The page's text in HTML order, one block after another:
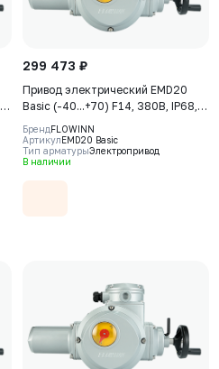
299 473 ₽
Привод электрический EMD20
Basic (-40...+70) F14, 380В, IP68,
S2-15min
БрендFLOWINN
АртикулEMD20 Basic
Тип арматурыЭлектропривод
В наличии